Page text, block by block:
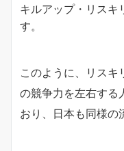
キルアップ・リスキ
す。
このように、リスキ
の競争力を左右する
おり、日本も同様の